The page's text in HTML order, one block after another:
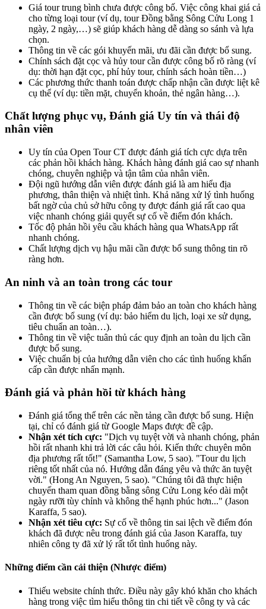
Giá tour trung bình chưa được công bố. Việc công khai giá cả
cho từng loại tour (ví dụ, tour Đồng bằng Sông Cửu Long 1
ngày, 2 ngày,…) sẽ giúp khách hàng dễ dàng so sánh và lựa
chọn.
Thông tin về các gói khuyến mãi, ưu đãi cần được bổ sung.
Chính sách đặt cọc và hủy tour cần được công bố rõ ràng (ví
dụ: thời hạn đặt cọc, phí hủy tour, chính sách hoàn tiền…)
Các phương thức thanh toán được chấp nhận cần được liệt kê
cụ thể (ví dụ: tiền mặt, chuyển khoản, thẻ ngân hàng…).
Chất lượng phục vụ, Đánh giá Uy tín và thái độ
nhân viên
Uy tín của Open Tour CT được đánh giá tích cực dựa trên
các phản hồi khách hàng. Khách hàng đánh giá cao sự nhanh
chóng, chuyên nghiệp và tận tâm của nhân viên.
Đội ngũ hướng dẫn viên được đánh giá là am hiểu địa
phương, thân thiện và nhiệt tình. Khả năng xử lý tình huống
bất ngờ của chủ sở hữu công ty được đánh giá rất cao qua
việc nhanh chóng giải quyết sự cố về điểm đón khách.
Tốc độ phản hồi yêu cầu khách hàng qua WhatsApp rất
nhanh chóng.
Chất lượng dịch vụ hậu mãi cần được bổ sung thông tin rõ
ràng hơn.
An ninh và an toàn trong các tour
Thông tin về các biện pháp đảm bảo an toàn cho khách hàng
cần được bổ sung (ví dụ: bảo hiểm du lịch, loại xe sử dụng,
tiêu chuẩn an toàn…).
Thông tin về việc tuân thủ các quy định an toàn du lịch cần
được bổ sung.
Việc chuẩn bị của hướng dẫn viên cho các tình huống khẩn
cấp cần được nhấn mạnh.
Đánh giá và phản hồi từ khách hàng
Đánh giá tổng thể trên các nền tảng cần được bổ sung. Hiện
tại, chỉ có đánh giá từ Google Maps được đề cập.
Nhận xét tích cực: "Dịch vụ tuyệt vời và nhanh chóng, phản
hồi rất nhanh khi trả lời các câu hỏi. Kiến thức chuyên môn
địa phương rất tốt!" (Samantha Low, 5 sao). "Tour du lịch
riêng tốt nhất của nó. Hướng dẫn đáng yêu và thức ăn tuyệt
vời." (Hong An Nguyen, 5 sao). "Chúng tôi đã thực hiện
chuyến tham quan đồng bằng sông Cửu Long kéo dài một
ngày rưỡi tùy chỉnh và không thể hạnh phúc hơn..." (Jason
Karaffa, 5 sao).
Nhận xét tiêu cực: Sự cố về thông tin sai lệch về điểm đón
khách đã được nêu trong đánh giá của Jason Karaffa, tuy
nhiên công ty đã xử lý rất tốt tình huống này.
Những điểm cần cải thiện (Nhược điểm)
Thiếu website chính thức. Điều này gây khó khăn cho khách
hàng trong việc tìm hiểu thông tin chi tiết về công ty và các